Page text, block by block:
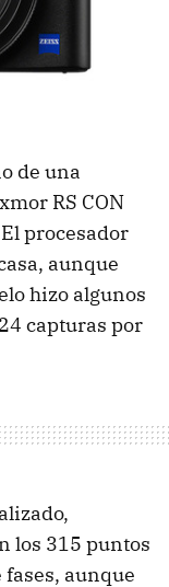
de una
RS CON
procesador
aunque
hizo algunos
capturas por
los 315 puntos
aunque